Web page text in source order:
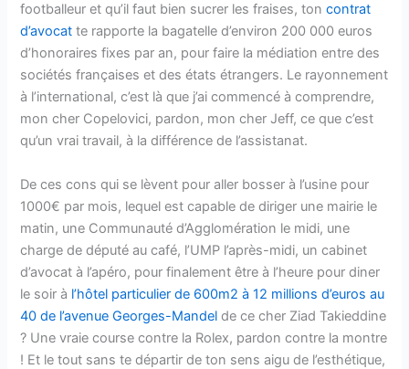
footballeur et qu’il faut bien sucrer les fraises, toncontrat
d’avocat te rapporte la bagatelle d’environ 200 000 euros
d’honoraires fixes par an, pour faire la médiation entre des
sociétés françaises et des états étrangers. Le rayonnement
à l’international, c’est là que j’ai commencé à comprendre,
mon cher Copelovici, pardon, mon cher Jeff, ce que c’est
qu’un vrai travail, à la différence de l’assistanat.
De ces cons qui se lèvent pour aller bosser à l’usine pour
1000€ par mois, lequel est capable de diriger une mairie le
matin, une Communauté d’Agglomération le midi, une
charge de député au café, l’UMP l’après-midi, un cabinet
d’avocat à l’apéro, pour finalement être à l’heure pour diner
le soir à l’hôtel particulier de 600m2 à 12 millions d’euros au
40 de l’avenue Georges-Mandelde ce cher Ziad Takieddine
? Une vraie course contre la Rolex, pardon contre la montre
! Et le tout sans te départir de ton sens aigu de l’esthétique,